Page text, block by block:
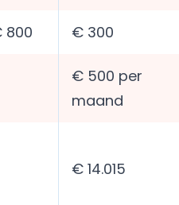
800 € 300
€ 500 per
maand
€ 14.015